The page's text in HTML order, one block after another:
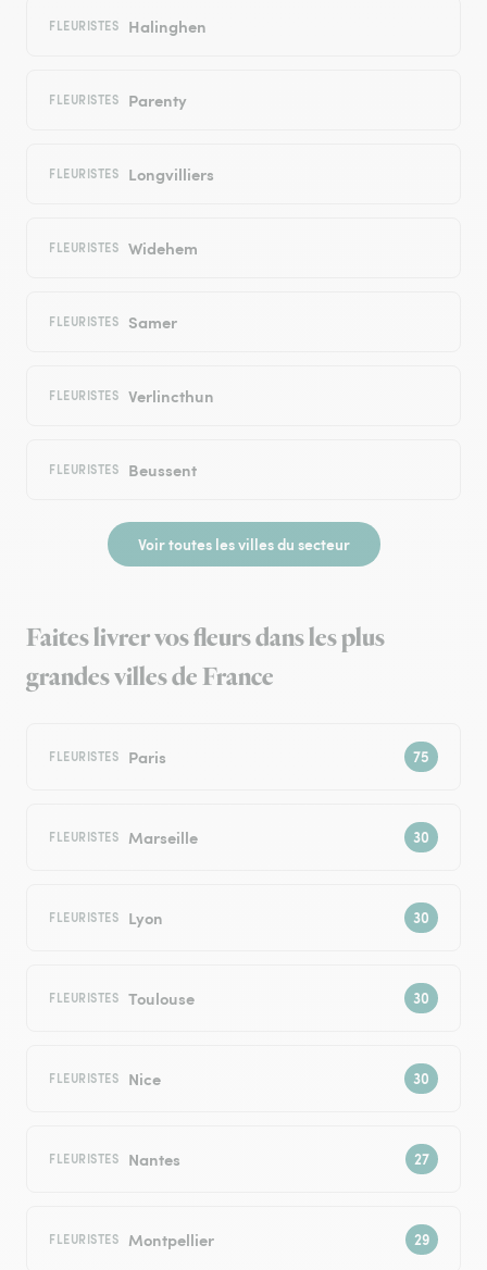
FLEURISTES Halinghen
FLEURISTES Parenty
FLEURISTES Longvilliers
FLEURISTES Widehem
FLEURISTES Samer
FLEURISTES Verlincthun
FLEURISTES Beussent
Voir toutes les villes du secteur
Faites livrer vos fleurs dans les plus
grandes villes de France
FLEURISTES Paris
FLEURISTES Marseille
FLEURISTES Lyon
FLEURISTES Toulouse
FLEURISTES Nice
FLEURISTES Nantes
FLEURISTES Montpellier